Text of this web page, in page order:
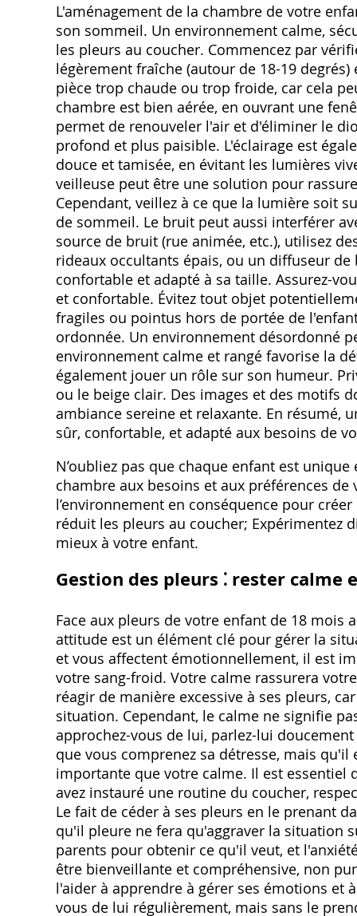
L'aménagement de la chambre de votre
son sommeil. Un environnement calme,
les pleurs au coucher. Commencez par
légèrement fraîche (autour de 18-19
pièce trop chaude ou trop froide, car cela
chambre est bien aérée, en ouvrant une
permet de renouveler l'air et d'éliminer le
profond et plus paisible. L'éclairage est
douce et tamisée, en évitant les lumières
veilleuse peut être une solution pour
Cependant, veillez à ce que la lumière soit
de sommeil. Le bruit peut aussi interférer
source de bruit (rue animée, etc.), utilisez
rideaux occultants épais, ou un diffuseur
confortable et adapté à sa taille. Assurez-
et confortable. Évitez tout objet
fragiles ou pointus hors de portée de
ordonnée. Un environnement désordonné
environnement calme et rangé favorise la
également jouer un rôle sur son humeur.
ou le beige clair. Des images et des motifs
ambiance sereine et relaxante. En résumé,
sûr, confortable, et adapté aux besoins de
N’oubliez pas que chaque enfant est
chambre aux besoins et aux préférences
l’environnement en conséquence pour
réduit les pleurs au coucher; Expérimentez
mieux à votre enfant.
Gestion des pleurs ⁚ rester calme
Face aux pleurs de votre enfant de 18 mois
attitude est un élément clé pour gérer la
et vous affectent émotionnellement, il est
votre sang-froid. Votre calme rassurera
réagir de manière excessive à ses pleurs,
situation. Cependant, le calme ne signifie
approchez-vous de lui, parlez-lui
que vous comprenez sa détresse, mais
importante que votre calme. Il est essentiel
avez instauré une routine du coucher,
Le fait de céder à ses pleurs en le prenant
qu'il pleure ne fera qu'aggraver la situation
parents pour obtenir ce qu'il veut, et
être bienveillante et compréhensive, non
l'aider à apprendre à gérer ses émotions et
vous de lui régulièrement, mais sans le